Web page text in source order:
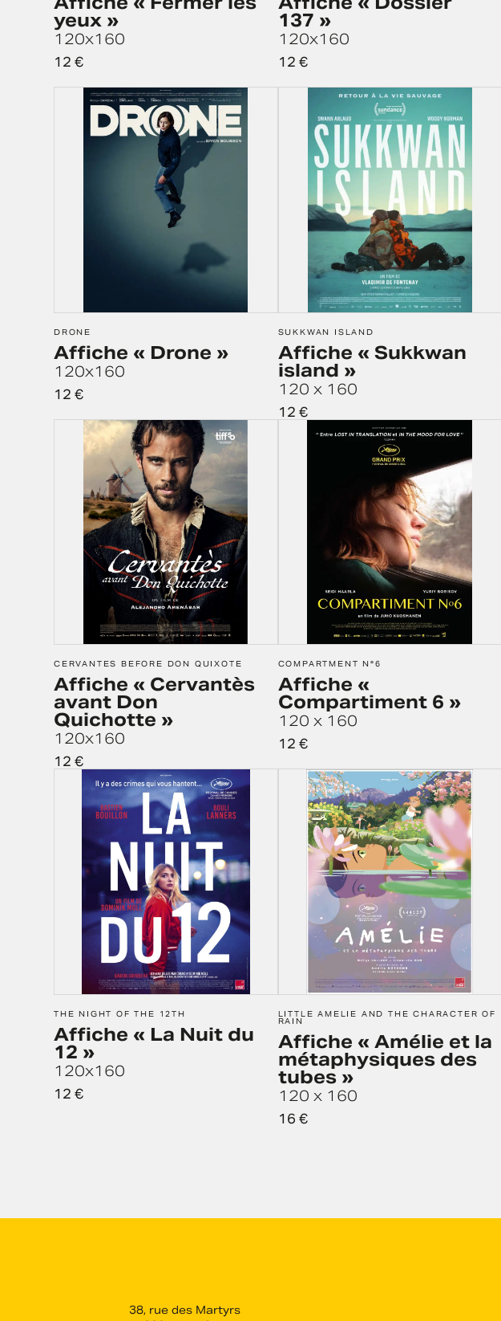
yeux »
120x160
12 €
137 »
120x160
12 €
DRONE
Affiche « Drone »
120x160
12 €
SUKKWAN ISLAND
Affiche « Sukkwan
island »
120 x 160
12 €
CERVANTES BEFORE DON QUIXOTE
Affiche « Cervantès
avant Don
Quichotte »
120x160
12 €
COMPARTMENT N°6
Affiche «
Compartiment 6 »
120 x 160
12 €
THE NIGHT OF THE 12TH
Affiche « La Nuit du
12 »
120x160
12 €
LITTLE AMELIE AND THE CHARACTER OF
RAIN
Affiche « Amélie et la
métaphysiques des
tubes »
120 x 160
16 €
38, rue des Martyrs